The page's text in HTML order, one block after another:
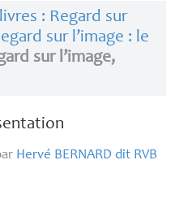
: Regard sur
sur l’image : le
sur l’image,
Hervé BERNARD dit RVB